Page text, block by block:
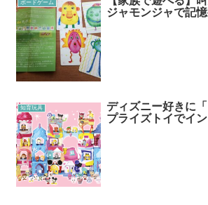
ボードゲーム
ジャモンジャで記
知育玩具
ディズニー好きに
プライズトイでイ